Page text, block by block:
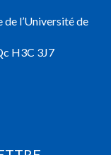
de l’Université de
H3C 3J7